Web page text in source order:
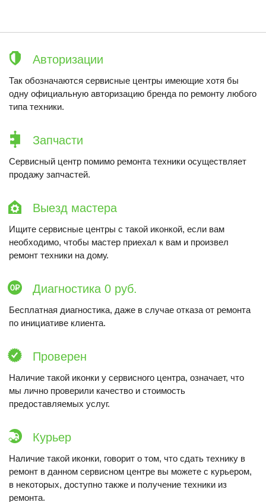
Авторизации
Так обозначаются сервисные центры имеющие хотя бы
одну официальную авторизацию бренда по ремонту любого
типа техники.
Запчасти
Сервисный центр помимо ремонта техники осуществляет
продажу запчастей.
Выезд мастера
Ищите сервисные центры с такой иконкой, если вам
необходимо, чтобы мастер приехал к вам и произвел
ремонт техники на дому.
Диагностика 0 руб.
Бесплатная диагностика, даже в случае отказа от ремонта
по инициативе клиента.
Проверен
Наличие такой иконки у сервисного центра, означает, что
мы лично проверили качество и стоимость
предоставляемых услуг.
Курьер
Наличие такой иконки, говорит о том, что сдать технику в
ремонт в данном сервисном центре вы можете с курьером,
в некоторых, доступно также и получение техники из
ремонта.